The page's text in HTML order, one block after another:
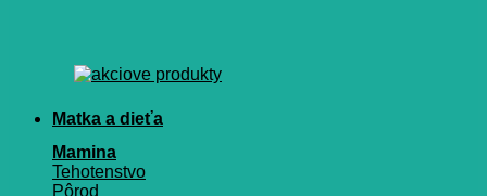
Matka a dieťa
Mamina
Tehotenstvo
Pôrod